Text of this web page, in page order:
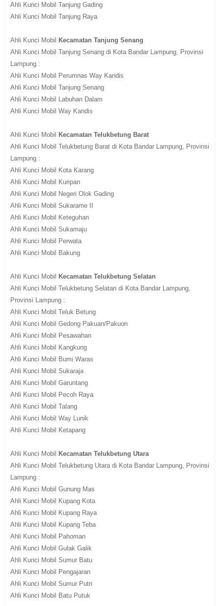
Ahli Kunci Mobil Tanjung Gading
Ahli Kunci Mobil Tanjung Raya
Ahli Kunci Mobil Kecamatan Tanjung Senang
Ahli Kunci Mobil Tanjung Senang di Kota Bandar Lampung, Provinsi
Lampung :
Ahli Kunci Mobil Perumnas Way Kandis
Ahli Kunci Mobil Tanjung Senang
Ahli Kunci Mobil Labuhan Dalam
Ahli Kunci Mobil Way Kandis
Ahli Kunci Mobil Kecamatan Telukbetung Barat
Ahli Kunci Mobil Telukbetung Barat di Kota Bandar Lampung, Provinsi
Lampung :
Ahli Kunci Mobil Kota Karang
Ahli Kunci Mobil Kuripan
Ahli Kunci Mobil Negeri Olok Gading
Ahli Kunci Mobil Sukarame II
Ahli Kunci Mobil Keteguhan
Ahli Kunci Mobil Sukamaju
Ahli Kunci Mobil Perwata
Ahli Kunci Mobil Bakung
Ahli Kunci Mobil Kecamatan Telukbetung Selatan
Ahli Kunci Mobil Telukbetung Selatan di Kota Bandar Lampung,
Provinsi Lampung :
Ahli Kunci Mobil Teluk Betung
Ahli Kunci Mobil Gedong Pakuan/Pakuon
Ahli Kunci Mobil Pesawahan
Ahli Kunci Mobil Kangkung
Ahli Kunci Mobil Bumi Waras
Ahli Kunci Mobil Sukaraja
Ahli Kunci Mobil Garuntang
Ahli Kunci Mobil Pecoh Raya
Ahli Kunci Mobil Talang
Ahli Kunci Mobil Way Lunik
Ahli Kunci Mobil Ketapang
Ahli Kunci Mobil Kecamatan Telukbetung Utara
Ahli Kunci Mobil Telukbetung Utara di Kota Bandar Lampung, Provinsi
Lampung :
Ahli Kunci Mobil Gunung Mas
Ahli Kunci Mobil Kupang Kota
Ahli Kunci Mobil Kupang Raya
Ahli Kunci Mobil Kupang Teba
Ahli Kunci Mobil Pahoman
Ahli Kunci Mobil Gulak Galik
Ahli Kunci Mobil Sumur Batu
Ahli Kunci Mobil Pengajaran
Ahli Kunci Mobil Sumur Putri
Ahli Kunci Mobil Batu Putuk